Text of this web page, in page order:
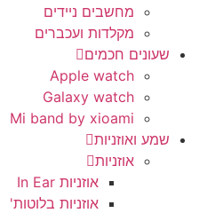
מחשבים ניידים
מקלדות ועכברים
שעונים חכמים
Apple watch
Galaxy watch
Mi band by xioami
שמע ואוזניות
אוזניות
אוזניות In Ear
אוזניות בלוטות'